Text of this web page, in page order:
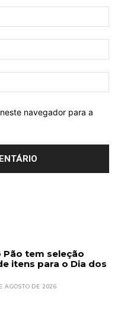
navegador para a
Pão tem seleção
itens para o Dia dos
AGOSTO DE 2026